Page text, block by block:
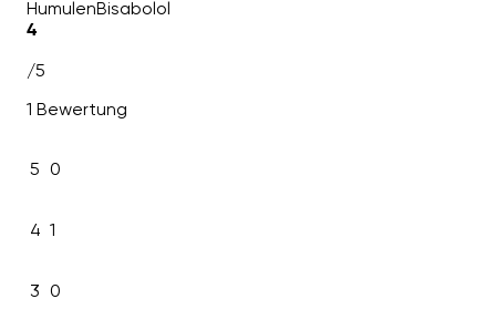
HumulenBisabolol
4
/5
1 Bewertung
5 0
4 1
3 0